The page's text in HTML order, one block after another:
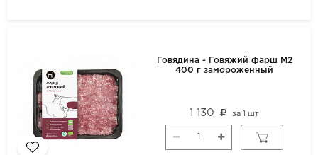
Говядина - Говяжий фарш М2
400 г замороженный
1 130 за1 шт